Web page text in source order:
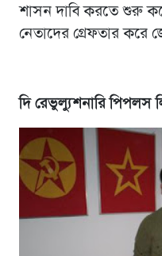
শাসন দাবি করতে শুরু
নেতাদের গ্রেফতার করে
দি রেভুল্যুশনারি পিপলস